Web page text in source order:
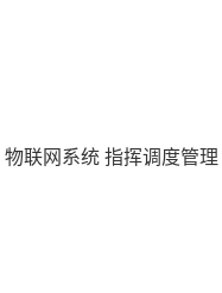
物联网系统指挥调度管理